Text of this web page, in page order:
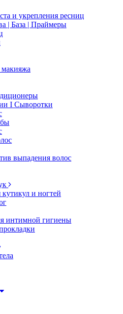
и укрепления ресниц
| База | Праймеры
макияжа
I Сыворотки
выпадения волос
и ногтей
интимной гигиены